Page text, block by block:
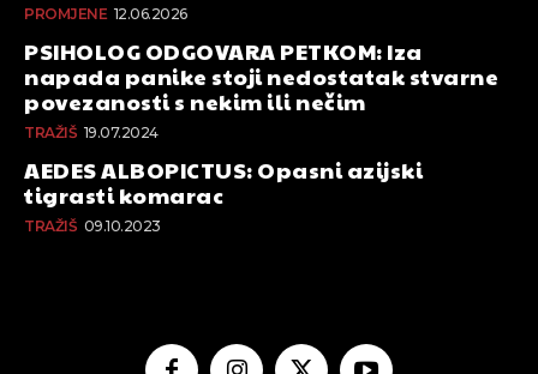
PROMJENE 12.06.2026
PSIHOLOG ODGOVARA PETKOM: Iza
napada panike stoji nedostatak stvarne
povezanosti s nekim ili nečim
TRAŽIŠ 19.07.2024
AEDES ALBOPICTUS: Opasni azijski
tigrasti komarac
TRAŽIŠ 09.10.2023